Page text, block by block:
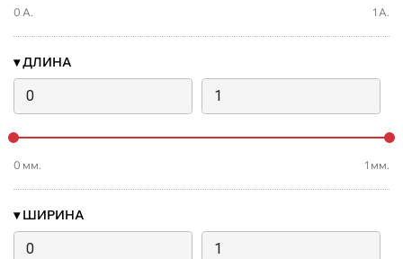
0 А. 1 А.
▾ДЛИНА
0 мм. 1 мм.
▾ ШИРИНА